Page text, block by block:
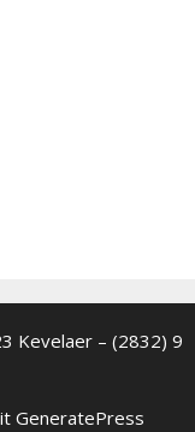
Kevelaer – (2832) 9
GeneratePress